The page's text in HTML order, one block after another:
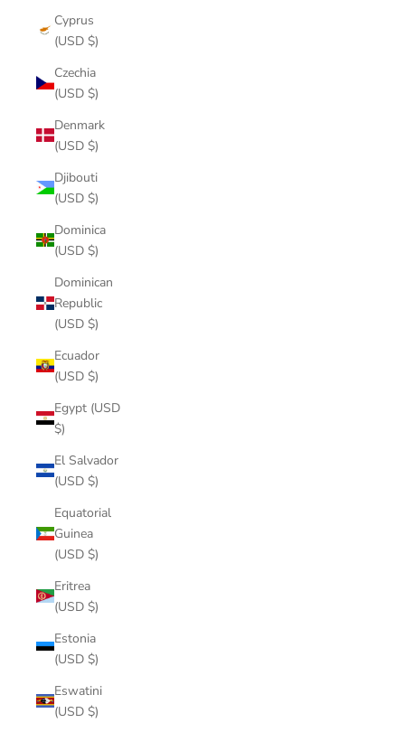
Cyprus
(USD $)
Czechia
(USD $)
Denmark
(USD $)
Djibouti
(USD $)
Dominica
(USD $)
Dominican
Republic
(USD $)
Ecuador
(USD $)
Egypt (USD
$)
El Salvador
(USD $)
Equatorial
Guinea
(USD $)
Eritrea
(USD $)
Estonia
(USD $)
Eswatini
(USD $)